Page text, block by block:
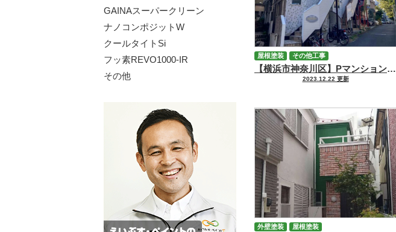
【横浜市神奈川区】Pマンション 修繕工事
2023.12.22 更新
屋根塗装 その他工事
外壁塗装 屋根塗装
GAINAスーパークリーン
ナノコンポジットW
クールタイトSi
フッ素REVO1000-IR
その他